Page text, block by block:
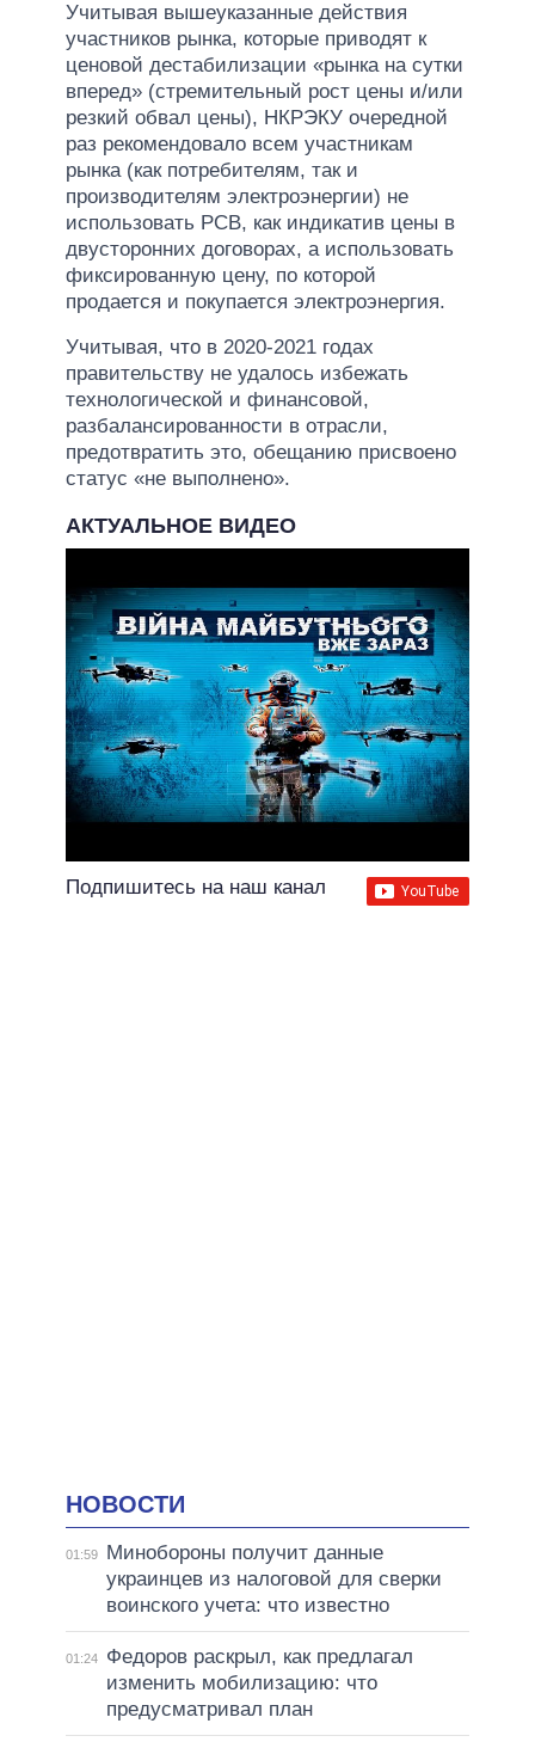
Учитывая вышеуказанные действия
участников рынка, которые приводят к
ценовой дестабилизации «рынка на сутки
вперед» (стремительный рост цены и/или
резкий обвал цены), НКРЭКУ очередной
раз рекомендовало всем участникам
рынка (как потребителям, так и
производителям электроэнергии) не
использовать РСВ, как индикатив цены в
двусторонних договорах, а использовать
фиксированную цену, по которой
продается и покупается электроэнергия.
Учитывая, что в 2020-2021 годах
правительству не удалось избежать
технологической и финансовой,
разбалансированности в отрасли,
предотвратить это, обещанию присвоено
статус «не выполнено».
АКТУАЛЬНОЕ ВИДЕО
Подпишитесь на наш канал
НОВОСТИ
01:59
Минобороны получит данные
украинцев из налоговой для сверки
воинского учета: что известно
01:24
Федоров раскрыл, как предлагал
изменить мобилизацию: что
предусматривал план